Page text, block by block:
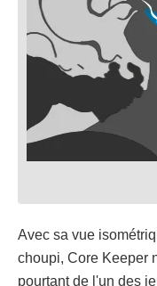
Avec sa vue
choupi, Core Keeper
pourtant de l'un des